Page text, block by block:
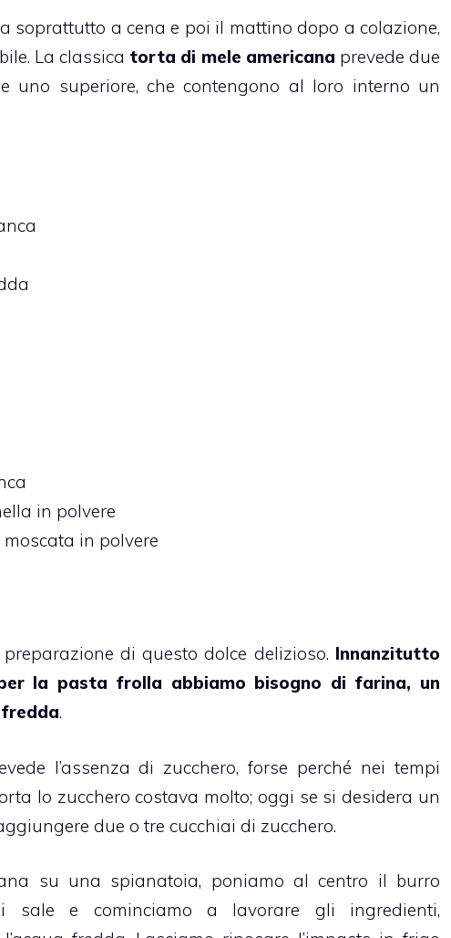
soprattutto a cena e poi il mattino dopo a colazione,
La classica torta di mele americana prevede due
uno superiore, che contengono al loro interno un
in polvere
in polvere
di questo dolce delizioso. Innanzitutto
la pasta frolla abbiamo bisogno di farina, un
.
l’assenza di zucchero, forse perché nei tempi
lo zucchero costava molto; oggi se si desidera un
due o tre cucchiai di zucchero.
su una spianatoia, poniamo al centro il burro
sale e cominciamo a lavorare gli ingredienti,